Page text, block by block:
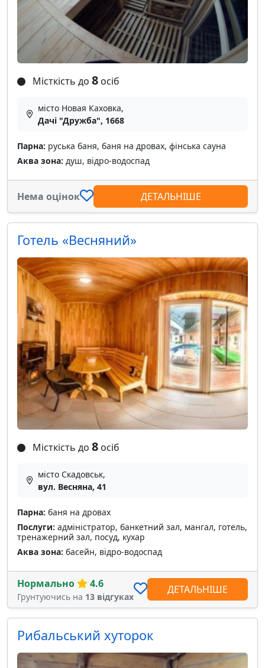
Місткість до 8 осіб
місто Новая Каховка,
Дачі "Дружба", 1668
Парна: руська баня, баня на дровах, фінська сауна
Аква зона: душ, відро-водоспад
Нема оцінок ДЕТАЛЬНІШЕ
Готель «Весняний»
Місткість до 8 осіб
місто Скадовськ,
вул. Весняна, 41
Парна: баня на дровах
Послуги: адміністратор, банкетний зал, мангал, готель,
тренажерний зал, посуд, кухар
Аква зона: басейн, відро-водоспад
Нормально 4.6
Грунтуючись на 13 відгуках
ДЕТАЛЬНІШЕ
Рибальський хуторок